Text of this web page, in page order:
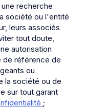
recherche
société ou l'entité
leurs associés
tout doute,
autorisation
référence de
ou
la société ou de
sur tout garant
;